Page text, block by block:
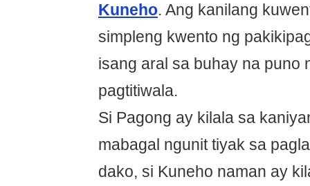
Kuneho. Ang kanilang
simpleng kwento ng
isang aral sa buhay na puno
pagtitiwala.
Si Pagong ay kilala sa
mabagal ngunit tiyak sa
dako, si Kuneho naman ay